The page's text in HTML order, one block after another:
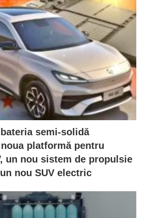
semi-solidă
platformă pentru
un nou sistem de propulsie
nou SUV electric